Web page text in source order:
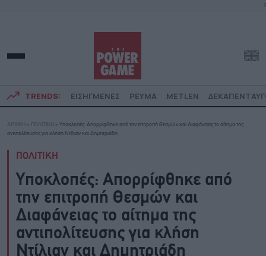
TRENDS: ΕΙΣΗΓΜΕΝΕΣ ΡΕΥΜΑ METLEN
ΑΡΧΙΚΗ » ΠΟΛΙΤΙΚΗ » Υποκλοπές: Απορρίφθηκε από την επιτροπή Θεσμών και Διαφάνειας το αίτημα της
αντιπολίτευσης για κλήση Ντίλιαν και Δημητριάδη
ΠΟΛΙΤΙΚΗ
Υποκλοπές: Απορρίφθηκε από
την επιτροπή Θεσμών και
Διαφάνειας το αίτημα της
αντιπολίτευσης για κλήση
Ντίλιαν και Δημητριάδη